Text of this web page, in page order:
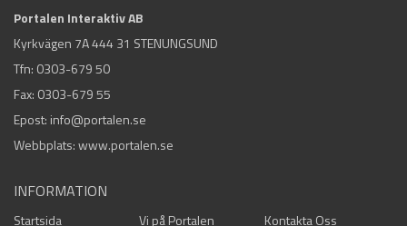
Portalen Interaktiv AB
Kyrkvägen 7A 444 31 STENUNGSUND
Tfn: 0303-679 50
Fax: 0303-679 55
Epost: info@portalen.se
Webbplats: www.portalen.se
INFORMATION
Startsida Vi på Portalen Kontakta Oss